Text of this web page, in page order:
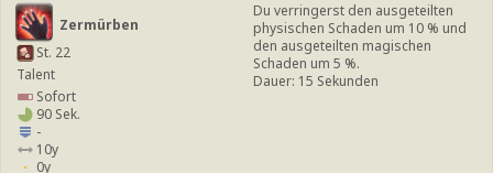
Zermürben
St. 22
Talent
Sofort
90 Sek.
-
10y
0y
Du verringerst den ausgeteilten
physischen Schaden um 10 % und
den ausgeteilten magischen
Schaden um 5 %.
Dauer: 15 Sekunden